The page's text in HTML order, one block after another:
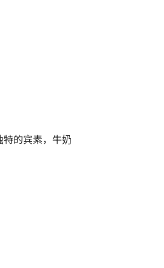
的宾素，牛奶